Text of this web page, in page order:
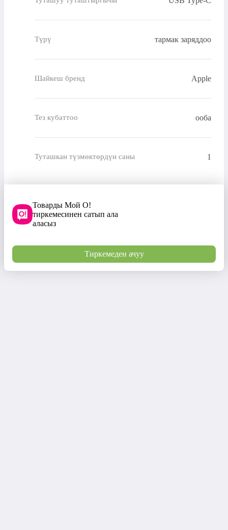
Түрү тармак заряддоо
Шайкеш бренд Apple
Тез кубаттоо ооба
Туташкан түзмөктөрдүн саны 1
Товарды Мой О!
тиркемесинен сатып ала
аласыз
Тиркемеден ачуу